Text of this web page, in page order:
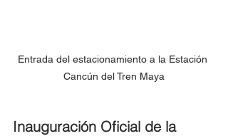
Entrada del estacionamiento a la Estación
Cancún del Tren Maya
Inauguración Oficial de la